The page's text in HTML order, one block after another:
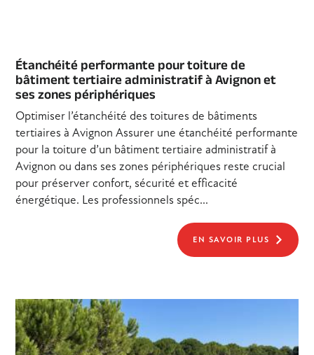
Étanchéité performante pour toiture de
bâtiment tertiaire administratif à Avignon et
ses zones périphériques
Optimiser l’étanchéité des toitures de bâtiments
tertiaires à Avignon Assurer une étanchéité performante
pour la toiture d’un bâtiment tertiaire administratif à
Avignon ou dans ses zones périphériques reste crucial
pour préserver confort, sécurité et efficacité
énergétique. Les professionnels spéc...
EN SAVOIR PLUS